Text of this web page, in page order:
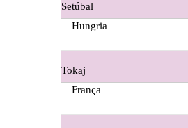
Ermelinda Freitas - Setubal
Evidencia Dão
Setúbal
Hungria
Tokaj
França